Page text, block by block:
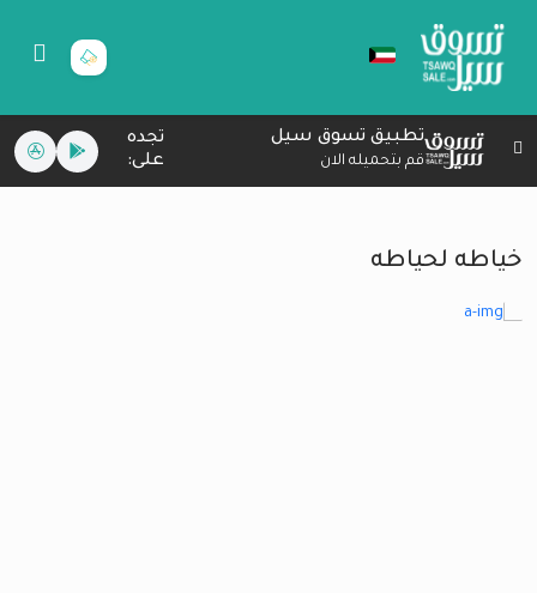
تطبيق تسوق سيل
قم بتحميله الان
تجده
على:
خياطه لحياطه